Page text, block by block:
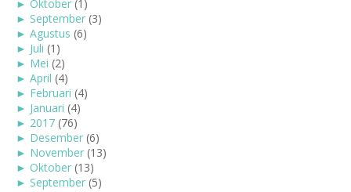
► Oktober (1)
► September (3)
► Agustus (6)
► Juli (1)
► Mei (2)
► April (4)
► Februari (4)
► Januari (4)
► 2017 (76)
► Desember (6)
► November (13)
► Oktober (13)
► September (5)